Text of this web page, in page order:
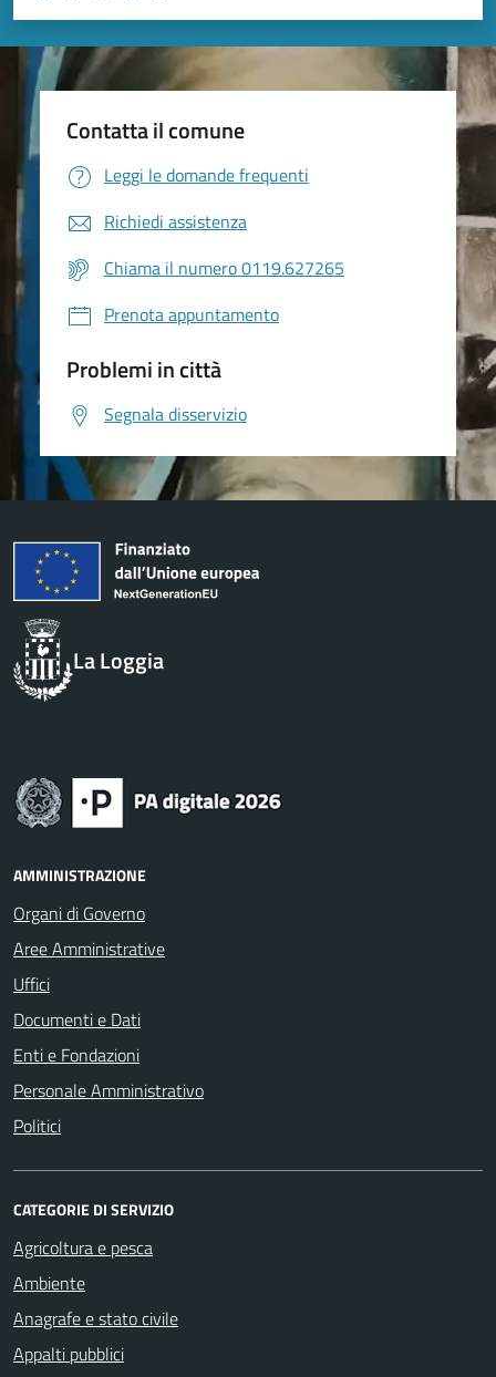
Valuta 5 stelle su 5
Valuta 4 stelle su 5
Valuta 3 stelle su 5
Valuta 2 stelle su 5
Valuta 1 stelle su 5
Contatta il comune
Leggi le domande frequenti
Richiedi assistenza
Chiama il numero 0119.627265
Prenota appuntamento
Problemi in città
Segnala disservizio
La Loggia
AMMINISTRAZIONE
Organi di Governo
Aree Amministrative
Uffici
Documenti e Dati
Enti e Fondazioni
Personale Amministrativo
Politici
CATEGORIE DI SERVIZIO
Agricoltura e pesca
Ambiente
Anagrafe e stato civile
Appalti pubblici